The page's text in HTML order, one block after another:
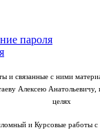
пароля
и связанные с ними
Алексею Анатольевичу,
целях
и Курсовые работы с